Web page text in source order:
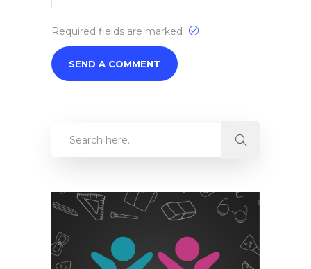
Required fields are marked